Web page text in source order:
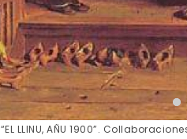
“EL LLINU, AÑU 1900”.